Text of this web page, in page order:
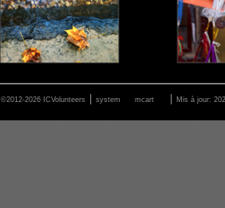
©2012-2026 ICVolunteers system mcart Mis à jour: